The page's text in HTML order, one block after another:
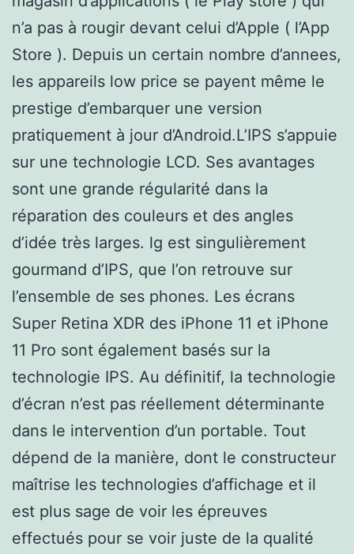
n’a pas à rougir devant celui d’Apple ( l’App
Store ). Depuis un certain nombre d’annees,
les appareils low price se payent même le
prestige d’embarquer une version
pratiquement à jour d’Android.L’IPS s’appuie
sur une technologie LCD. Ses avantages
sont une grande régularité dans la
réparation des couleurs et des angles
d’idée très larges. lg est singulièrement
gourmand d’IPS, que l’on retrouve sur
l’ensemble de ses phones. Les écrans
Super Retina XDR des iPhone 11 et iPhone
11 Pro sont également basés sur la
technologie IPS. Au définitif, la technologie
d’écran n’est pas réellement déterminante
dans le intervention d’un portable. Tout
dépend de la manière, dont le constructeur
maîtrise les technologies d’affichage et il
est plus sage de voir les épreuves
effectués pour se voir juste de la qualité